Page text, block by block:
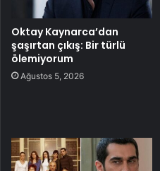
Oktay Kaynarca’dan
şaşırtan çıkış: Bir türlü
ölemiyorum
Ağustos 5, 2026